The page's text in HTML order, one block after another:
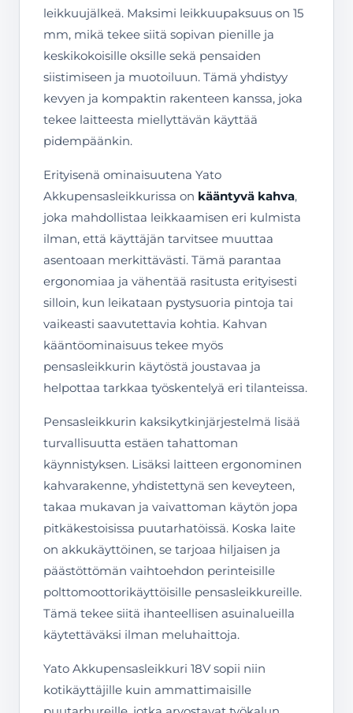
leikkuujälkeä. Maksimi leikkuupaksuus on 15
mm, mikä tekee siitä sopivan pienille ja
keskikokoisille oksille sekä pensaiden
siistimiseen ja muotoiluun. Tämä yhdistyy
kevyen ja kompaktin rakenteen kanssa, joka
tekee laitteesta miellyttävän käyttää
pidempäänkin.
Erityisenä ominaisuutena Yato
Akkupensasleikkurissa on kääntyvä kahva,
joka mahdollistaa leikkaamisen eri kulmista
ilman, että käyttäjän tarvitsee muuttaa
asentoaan merkittävästi. Tämä parantaa
ergonomiaa ja vähentää rasitusta erityisesti
silloin, kun leikataan pystysuoria pintoja tai
vaikeasti saavutettavia kohtia. Kahvan
kääntöominaisuus tekee myös
pensasleikkurin käytöstä joustavaa ja
helpottaa tarkkaa työskentelyä eri tilanteissa.
Pensasleikkurin kaksikytkinjärjestelmä lisää
turvallisuutta estäen tahattoman
käynnistyksen. Lisäksi laitteen ergonominen
kahvarakenne, yhdistettynä sen keveyteen,
takaa mukavan ja vaivattoman käytön jopa
pitkäkestoisissa puutarhatöissä. Koska laite
on akkukäyttöinen, se tarjoaa hiljaisen ja
päästöttömän vaihtoehdon perinteisille
polttomoottorikäyttöisille pensasleikkureille.
Tämä tekee siitä ihanteellisen asuinalueilla
käytettäväksi ilman meluhaittoja.
Yato Akkupensasleikkuri 18V sopii niin
kotikäyttäjille kuin ammattimaisille